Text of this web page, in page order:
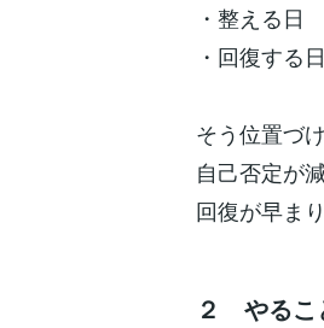
・整える日
・回復する日
そう位置づ
自己否定が減
回復が早まり
２ やるこ